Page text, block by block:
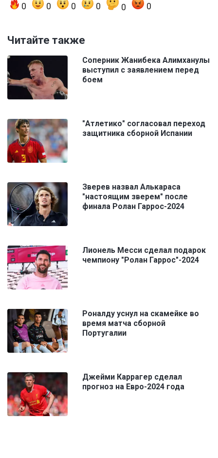
0 0 0 0 0 0
Читайте также
Соперник Жанибека Алимханулы
выступил с заявлением перед
боем
"Атлетико" согласовал переход
защитника сборной Испании
Зверев назвал Алькараса
"настоящим зверем" после
финала Ролан Гаррос-2024
Лионель Месси сделал подарок
чемпиону "Ролан Гаррос"-2024
Роналду уснул на скамейке во
время матча сборной
Португалии
Джейми Каррагер сделал
прогноз на Евро-2024 года